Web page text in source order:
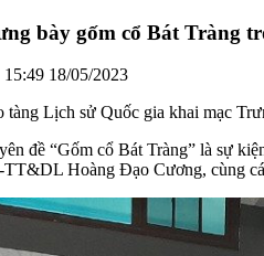
bày gốm cổ Bát Tràng
15:49 18/05/2023
tàng Lịch sử Quốc gia khai mạc
đề “Gốm cổ Bát Tràng” là sự
Hoàng Đạo Cương, cùng